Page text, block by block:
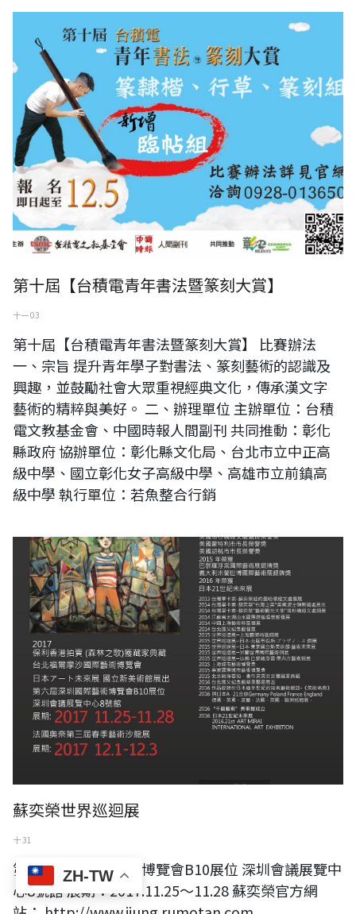
ZH-TW
第十屆【台積電青年書法暨篆刻大賞】
十一 03
第十屆【台積電青年書法暨篆刻大賞】 比賽辦法
一、宗旨 提升青年學子對書法、篆刻藝術的認識及
興趣，並鼓勵社會大眾重視經典文化，傳承漢文字
藝術的精粹與美好。 二、辦理單位 主辦單位：台積
電文教基金會、中國時報人間副刊 共同推動：彰化
縣政府 協辦單位：彰化縣文化局、台北市立中正高
級中學、國立彰化女子高級中學、高雄市立前鎮高
級中學 執行單位：若魚整合行銷
蘇奕榮世界巡迴展
蘇奕榮世界巡迴展
十 31
第六屆深圳國際藝術博覽會B10展位 深圳會議展覽中
心8號館 展期：2017.11.25～11.28 蘇奕榮官方網